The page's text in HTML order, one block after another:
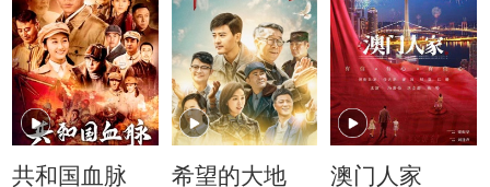
共和国血脉 希望的大地 澳门人家